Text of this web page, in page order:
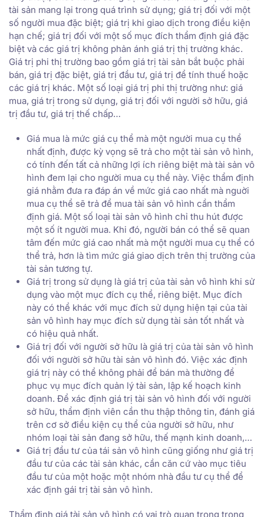
tài sản mang lại trong quá trình sử dụng; giá trị đối với một
số người mua đặc biệt; giá trị khi giao dịch trong điều kiện
hạn chế; giá trị đối với một số mục đích thẩm định giá đặc
biệt và các giá trị không phản ánh giá trị thị trường khác.
Giá trị phi thị trường bao gồm giá trị tài sản bắt buộc phải
bán, giá trị đặc biệt, giá trị đầu tư, giá trị để tính thuế hoặc
các giá trị khác. Một số loại giá trị phi thị trường như: giá
mua, giá trị trong sử dụng, giá trị đối với người sở hữu, giá
trị đầu tư, giá trị thế chấp…
Giá mua là mức giá cụ thể mà một người mua cụ thể
nhất định, được kỳ vọng sẽ trả cho một tài sản vô hình,
có tính đến tất cả những lợi ích riêng biệt mà tài sản vô
hình đem lại cho người mua cụ thể này. Việc thẩm định
giá nhằm đưa ra đáp án về mức giá cao nhất mà nguời
mua cụ thể sẽ trả để mua tài sản vô hình cần thẩm
định giá. Một số loại tài sản vô hình chỉ thu hút được
một số ít người mua. Khi đó, người bán có thể sẽ quan
tâm đến mức giá cao nhất mà một người mua cụ thể có
thể trả, hơn là tìm mức giá giao dịch trên thị trường của
tài sản tương tự.
Giá trị trong sử dụng là giá trị của tài sản vô hình khi sử
dụng vào một mục đích cụ thể, riêng biệt. Mục đích
này có thể khác với mục đích sử dụng hiện tại của tài
sản vô hình hay mục đích sử dụng tài sản tốt nhất và
có hiệu quả nhất.
Giá trị đối với người sở hữu là giá trị của tài sản vô hình
đối với người sở hữu tài sản vô hình đó. Việc xác định
giá trị này có thể không phải để bán mà thường để
phục vụ mục đích quản lý tài sản, lập kế hoạch kinh
doanh. Để xác định giá trị tài sản vô hình đối với người
sở hữu, thẩm định viên cần thu thập thông tin, đánh giá
trên cơ sở điều kiện cụ thể của người sở hữu, như
nhóm loại tài sản đang sở hữu, thế mạnh kinh doanh,…
Giá trị đầu tư của tái sản vô hình cũng giống như giá trị
đầu tư của các tài sản khác, cần căn cứ vào mục tiêu
đầu tư của một hoặc một nhóm nhà đầu tư cụ thể để
xác định gái trị tài sản vô hình.
Thẩm định giá tài sản vô hình có vai trò quan trọng trong